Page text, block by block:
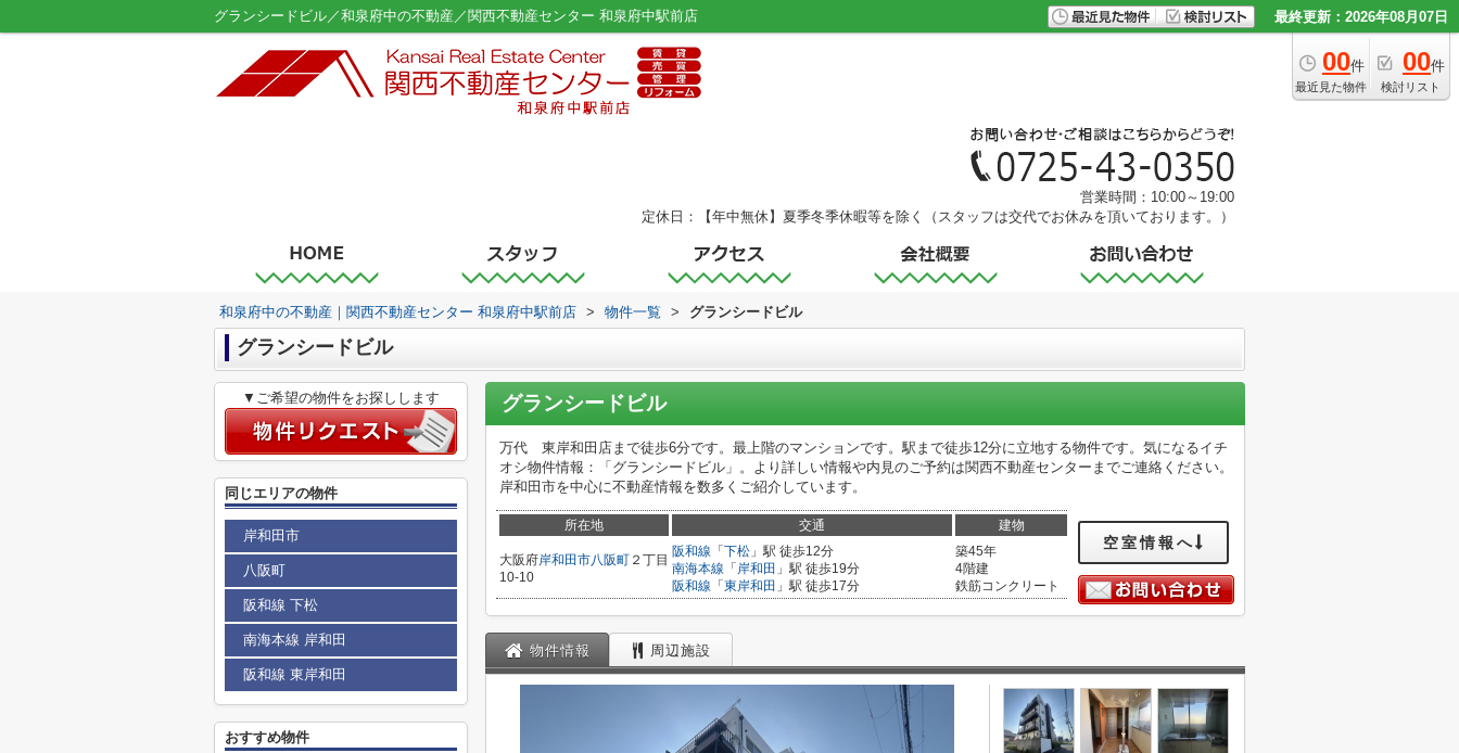
グランシードビル／和泉府中の不動産／関西不動産センター 和泉府中駅前店 最終更新：2026年08月07日
00件
最近見た物件
00件
検討リスト
営業時間：10:00～19:00
定休日：【年中無休】夏季冬季休暇等を除く（スタッフは交代でお休みを頂いております。）
和泉府中の不動産｜関西不動産センター 和泉府中駅前店 > 物件一覧 > グランシードビル
グランシードビル
グランシードビル
万代 東岸和田店まで徒歩6分です。最上階のマンションです。駅まで徒歩12分に立地する物件です。気になるイチ
オシ物件情報：「グランシードビル」。より詳しい情報や内見のご予約は関西不動産センターまでご連絡ください。
岸和田市を中心に不動産情報を数多くご紹介しています。
所在地 交通 建物
大阪府岸和田市八阪町 ２丁目
10-10
阪和線 「 下松 」駅 徒歩12分
南海本線 「 岸和田 」駅 徒歩19分
阪和線 「 東岸和田 」駅 徒歩17分
築45年
4階建
鉄筋コンクリート
空室情報へ
物件情報 周辺施設
▼ご希望の物件をお探しします
同じエリアの物件
岸和田市
八阪町
阪和線 下松
南海本線 岸和田
阪和線 東岸和田
おすすめ物件